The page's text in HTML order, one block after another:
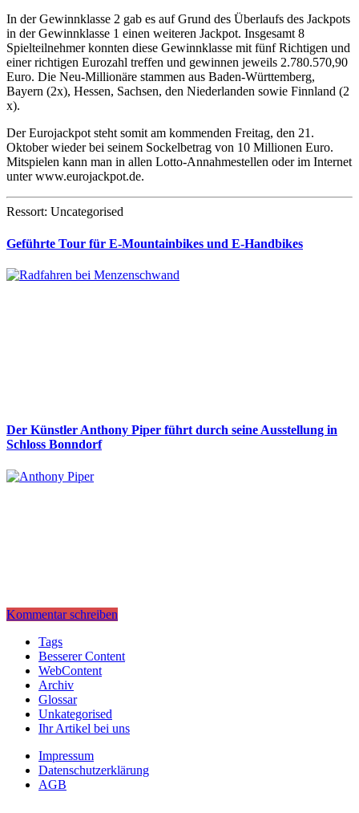
In der Gewinnklasse 2 gab es auf Grund des Überlaufs des Jackpots
in der Gewinnklasse 1 einen weiteren Jackpot. Insgesamt 8
Spielteilnehmer konnten diese Gewinnklasse mit fünf Richtigen und
einer richtigen Eurozahl treffen und gewinnen jeweils 2.780.570,90
Euro. Die Neu-Millionäre stammen aus Baden-Württemberg,
Bayern (2x), Hessen, Sachsen, den Niederlanden sowie Finnland (2
x).
Der Eurojackpot steht somit am kommenden Freitag, den 21.
Oktober wieder bei seinem Sockelbetrag von 10 Millionen Euro.
Mitspielen kann man in allen Lotto-Annahmestellen oder im Internet
unter www.eurojackpot.de.
Ressort: Uncategorised
Geführte Tour für E-Mountainbikes und E-Handbikes
Der Künstler Anthony Piper führt durch seine Ausstellung in
Schloss Bonndorf
Kommentar schreiben
Tags
Besserer Content
WebContent
Archiv
Glossar
Unkategorised
Ihr Artikel bei uns
Impressum
Datenschutzerklärung
AGB